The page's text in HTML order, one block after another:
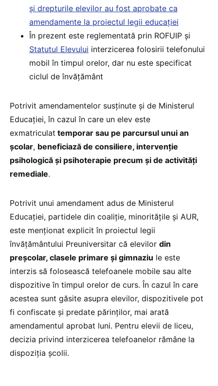
și drepturile elevilor au fost aprobate ca
amendamente la proiectul legii educației
În prezent este reglementată prin ROFUIP și
Statutul Elevului interzicerea folosirii telefonului
mobil în timpul orelor, dar nu este specificat
ciclul de învățământ
Potrivit amendamentelor susținute și de Ministerul
Educației, în cazul în care un elev este
exmatriculat temporar sau pe parcursul unui an
școlar, beneficiază de consiliere, intervenție
psihologică și psihoterapie precum și de activități
remediale.
Potrivit unui amendament adus de Ministerul
Educației, partidele din coaliție, minoritățile și AUR,
este menționat explicit în proiectul legii
învățământului Preuniversitar că elevilor din
preșcolar, clasele primare și gimnaziu le este
interzis să folosească telefoanele mobile sau alte
dispozitive în timpul orelor de curs. În cazul în care
acestea sunt găsite asupra elevilor, dispozitivele pot
fi confiscate și predate părinților, mai arată
amendamentul aprobat luni. Pentru elevii de liceu,
decizia privind interzicerea telefoanelor rămâne la
dispoziția școlii.